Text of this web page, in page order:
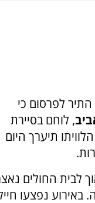
לפרסום כי
, לוחם בסיירת
תיערך היום
החולים
נפצעו